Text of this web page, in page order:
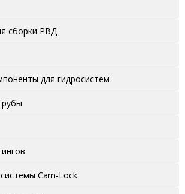
сборки РВД
для гидросистем
Cam-Lock